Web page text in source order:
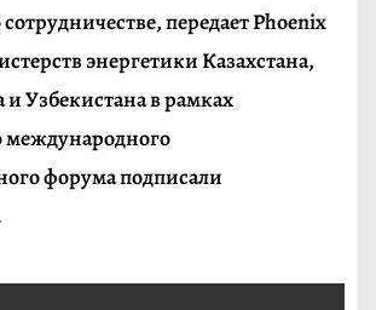
передает Phoenix
энергетики Казахстана,
Узбекистана в рамках
международного
форума подписали